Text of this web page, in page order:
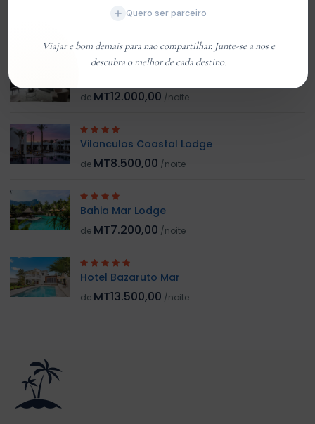
de MT12.000,00 /noite
Vilanculos Coastal Lodge
de MT8.500,00 /noite
Bahia Mar Lodge
de MT7.200,00 /noite
Hotel Bazaruto Mar
de MT13.500,00 /noite
Quero ser parceiro
Viajar e bom demais para nao compartilhar. Junte-se a nos e
descubra o melhor de cada destino.